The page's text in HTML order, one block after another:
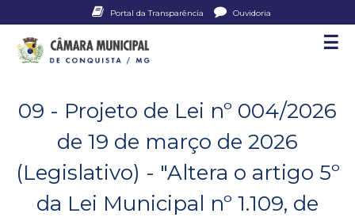
Pular
o
principal
Portal da Transparência Ouvidoria
C
m
r
☰
09 - Projeto de Lei nº 004/2026
de 19 de março de 2026
(Legislativo) - "Altera o artigo 5º
da Lei Municipal nº 1.109, de